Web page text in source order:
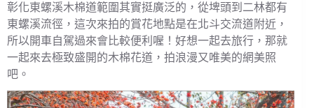
彰化東螺溪木棉道範圍其實挺廣泛的，從埤頭到二林都有
東螺溪流徑，這次來拍的賞花地點是在北斗交流道附近，
所以開車自駕過來會比較便利喔！好想一起去旅行，那就
一起來去極致盛開的木棉花道，拍浪漫又唯美的網美照
吧。